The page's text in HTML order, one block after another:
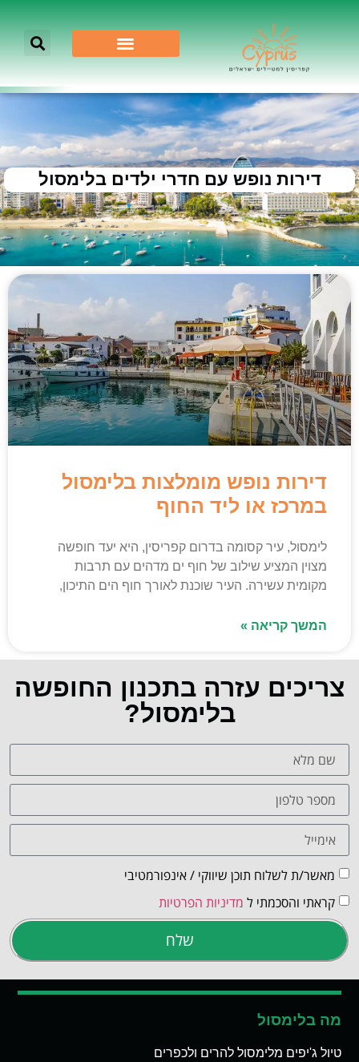
דירות נופש עם חדרי ילדים בלימסול
דירות נופש מומלצות בלימסול
במרכז או ליד החוף
לימסול, עיר קסומה בדרום קפריסין, היא יעד חופשה
מצוין המציע שילוב של חוף ים מדהים עם תרבות
מקומית עשירה. העיר שוכנת לאורך חוף הים התיכון,
המשך קריאה »
צריכים עזרה בתכנון החופשה
בלימסול?
מאשר/ת לשלוח תוכן שיווקי / אינפורמטיבי
קראתי והסכמתי ל מדיניות הפרטיות
שלח
מה בלימסול
טיול ג'יפים מלימסול להרים ולכפרים